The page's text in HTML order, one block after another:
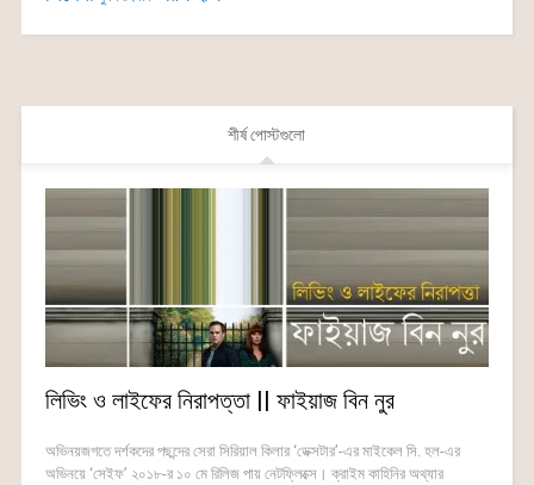
শীর্ষ পোস্টগুলো
লিভিং ও লাইফের নিরাপত্তা || ফাইয়াজ বিন নুর
অভিনয়জগতে দর্শকদের পছন্দের সেরা সিরিয়াল কিলার ‘ডেক্সটার’-এর মাইকেল সি. হল-এর
অভিনয়ে ‘সেইফ’ ২০১৮-র ১০ মে রিলিজ পায় নেটফ্লিক্সে। ক্রাইম কাহিনির অথ্যার